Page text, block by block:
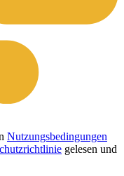
Nutzungsbedingungen
gelesen und